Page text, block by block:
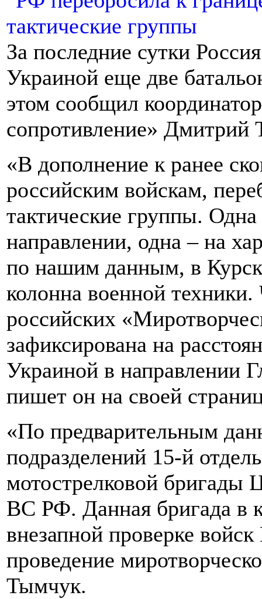
За последние сутки
Украиной еще две
этом сообщил
сопротивление» Дмитрий
«В дополнение к ранее
российским войскам,
тактические группы.
направлении, одна – на
по нашим данным, в
колонна военной
российских
зафиксирована на
Украиной в направлении
пишет он на своей
«По предварительным
подразделений 15-й
мотострелковой бригады
ВС РФ. Данная бригада в
внезапной проверке
проведение
Тымчук.